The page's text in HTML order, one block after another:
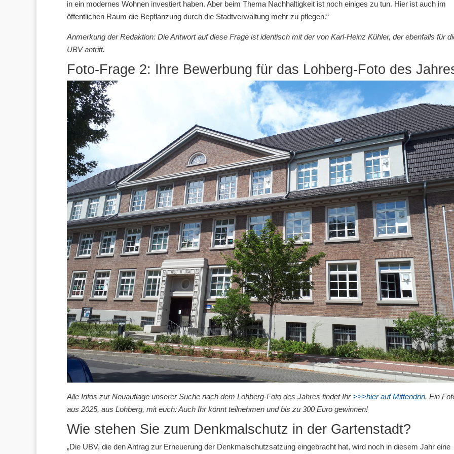
in ein modernes Wohnen investiert haben. Aber beim Thema Nachhaltigkeit ist noch einiges zu tun. Hier ist auch im
öffentlichen Raum die Bepflanzung durch die Stadtverwaltung mehr zu pflegen.“
Anmerkung der Redaktion: Die Antwort auf diese Frage ist identisch mit der von Karl-Heinz Kühler, der ebenfalls für
UBV antritt.
Foto-Frage 2: Ihre Bewerbung für das Lohberg-Foto des
Alle Infos zur Neuauflage unserer Suche nach dem Lohberg-Foto des Jahres findet Ihr >>>hier auf Mittendrin. Ein
aus 2025, aus Lohberg, mit euch: Auch Ihr könnt teilnehmen und bis zu 300 Euro gewinnen!
Wie stehen Sie zum Denkmalschutz in der Gartenstadt?
„Die UBV, die den Antrag zur Erneuerung der Denkmalschutzsatzung eingebracht hat, wird noch in diesem Jahr eine